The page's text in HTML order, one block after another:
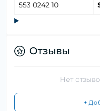
553 0242 10
Отзывы
Нет
+